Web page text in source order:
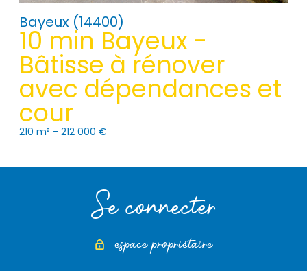
Bayeux (14400)
10 min Bayeux -
Bâtisse à rénover
avec dépendances et
cour
210 m² - 212 000 €
Se connecter
espace propriétaire